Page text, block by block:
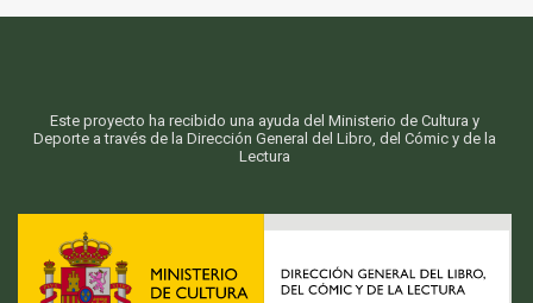
Este proyecto ha recibido una ayuda del Ministerio de Cultura y
Deporte a través de la Dirección General del Libro, del Cómic y de la
Lectura